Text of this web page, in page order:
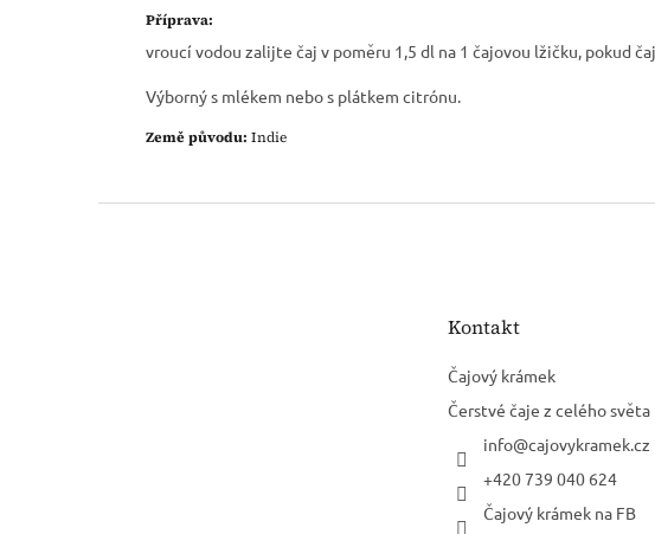
Příprava:
vroucí vodou zalijte čaj v poměru 1,5 dl na 1 čajovou lžičku, pokud
Výborný s mlékem nebo s plátkem citrónu.
Země původu: Indie
Kontakt
Čajový krámek
Čerstvé čaje z celého světa
info@cajovykramek.cz
+420 739 040 624
Čajový krámek na FB